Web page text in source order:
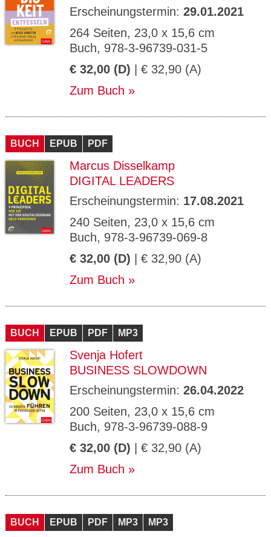
Erscheinungstermin: 29.01.2021
264 Seiten, 23,0 x 15,6 cm
Buch, 978-3-96739-031-5
€ 32,00 (D) | € 32,90 (A)
Zum Buch
BUCH EPUB PDF
Marcus Disselkamp
DIGITAL LEADERS
Erscheinungstermin: 17.08.2021
240 Seiten, 23,0 x 15,6 cm
Buch, 978-3-96739-069-8
€ 32,00 (D) | € 32,90 (A)
Zum Buch
BUCH EPUB PDF MP3
Svenja Hofert
BUSINESS SLOWDOWN
Erscheinungstermin: 26.04.2022
200 Seiten, 23,0 x 15,6 cm
Buch, 978-3-96739-088-9
€ 32,00 (D) | € 32,90 (A)
Zum Buch
BUCH EPUB PDF MP3 MP3